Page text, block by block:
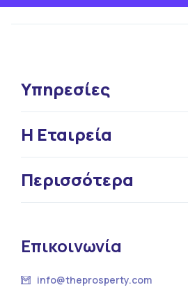
Υπηρεσίες
Η Εταιρεία
Περισσότερα
Επικοινωνία
info@theprosperty.com